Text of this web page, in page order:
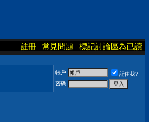
註冊 常見問題 標記討論區為已讀
帳戶
記住我?
密碼